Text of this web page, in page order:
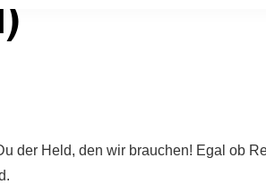
der Held, den wir brauchen! Egal ob